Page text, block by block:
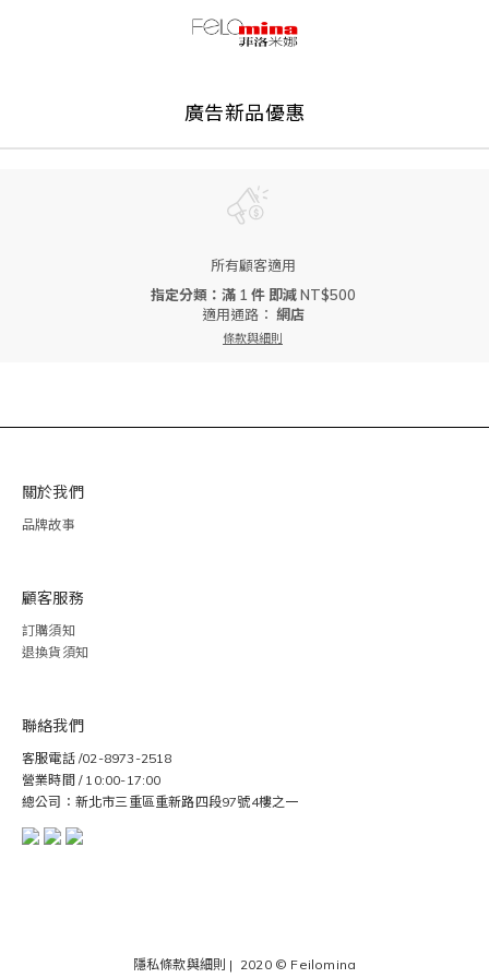
廣告新品優惠
所有顧客適用
指定分類：滿 1 件 即減 NT$500
適用通路： 網店
條款與細則
關於我們
品牌故事
顧客服務
訂購須知
退換貨須知
聯絡我們
客服電話 /02-8973-2518
營業時間 / 10:00-17:00
總公司：新北市三重區重新路四段97號4樓之一
隱私條款與細則 | 2020 © Feilomina